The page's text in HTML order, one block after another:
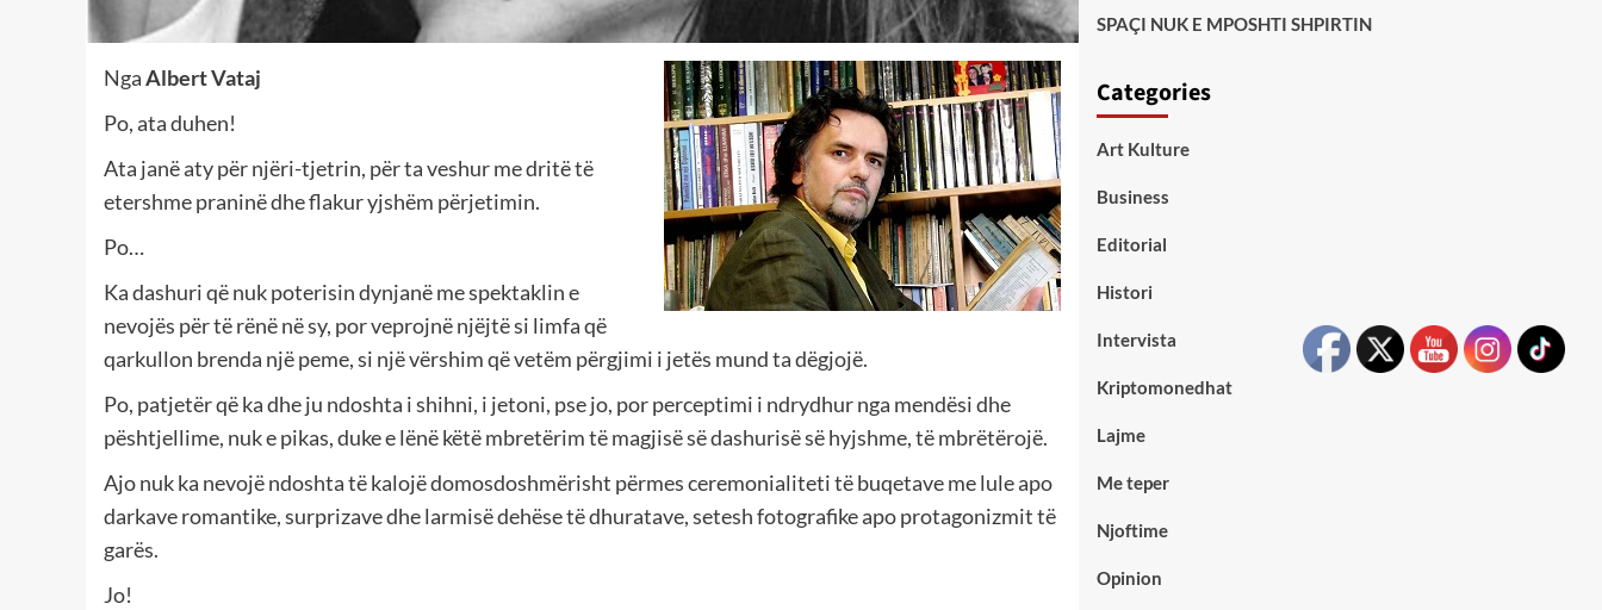
NgaAlbert Vataj
Po, ata duhen!
Ata janë aty për njëri-tjetrin, për ta veshur me dritë të
etershme praninë dhe flakur yjshëm përjetimin.
Po…
Ka dashuri që nuk poterisin dynjanë me spektaklin e
nevojës për të rënë në sy, por veprojnë njëjtë si limfa që
qarkullon brenda një peme, si një vërshim që vetëm përgjimi i jetës mund ta dëgjojë.
Po, patjetër që ka dhe ju ndoshta i shihni, i jetoni, pse jo, por perceptimi i ndrydhur nga mendësi dhe
pështjellime, nuk e pikas, duke e lënë këtë mbretërim të magjisë së dashurisë së hyjshme, të mbrëtërojë.
Ajo nuk ka nevojë ndoshta të kalojë domosdoshmërisht përmes ceremonialiteti të buqetave me lule apo
darkave romantike, surprizave dhe larmisë dehëse të dhuratave, setesh fotografike apo protagonizmit të
garës.
Jo!
SPAÇI NUK E MPOSHTI SHPIRTIN
Categories
Art Kulture
Business
Editorial
Histori
Intervista
Kriptomonedhat
Lajme
Me teper
Njoftime
Opinion